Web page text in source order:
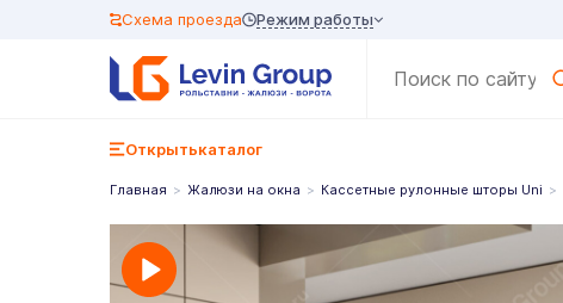
Схема проезда Режим работы
Открытькаталог
Главная Жалюзи на окна Кассетные рулонные шторы Uni